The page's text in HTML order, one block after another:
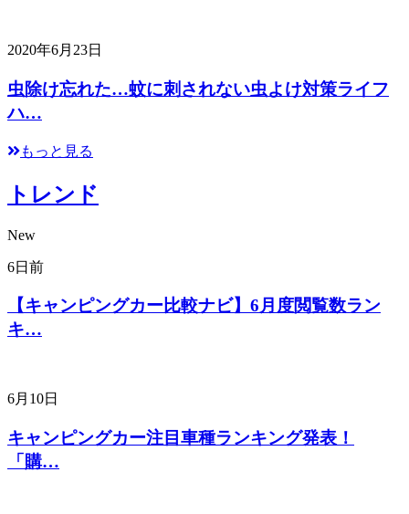
2020年6月23日
虫除け忘れた…蚊に刺されない虫よけ対策ライフ
ハ…
もっと見る
トレンド
New
6日前
【キャンピングカー比較ナビ】6月度閲覧数ラン
キ…
6月10日
キャンピングカー注目車種ランキング発表！
「購…